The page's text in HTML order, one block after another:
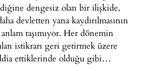
dengesiz olan bir ilişkide,
devletten yana kaydırılmasının
taşımıyor. Her dönemin
istikrarı geri getirmek üzere
ettiklerinde olduğu gibi…